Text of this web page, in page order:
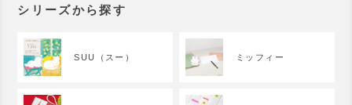
シリーズから探す
SUU（スー） ミッフィー